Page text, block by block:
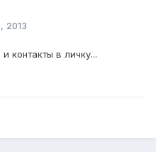
2013
контакты в личку...